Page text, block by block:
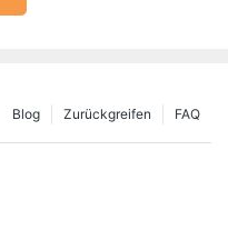
FAQ
Zurückgreifen
Blog